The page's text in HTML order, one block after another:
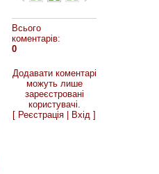
Всього
коментарів:
0
Додавати коментарі
можуть лише
зареєстровані
користувачі.
[ Реєстрація Вхід ]